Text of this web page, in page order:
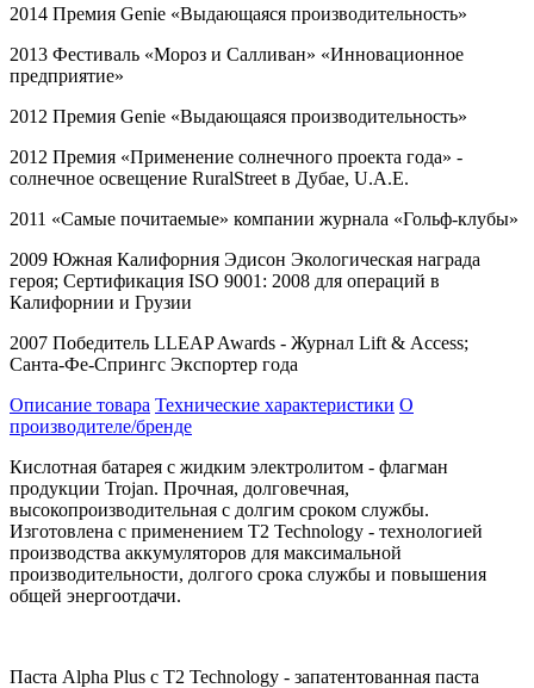
2014 Премия Genie «Выдающаяся производительность»
2013 Фестиваль «Мороз и Салливан» «Инновационное
предприятие»
2012 Премия Genie «Выдающаяся производительность»
2012 Премия «Применение солнечного проекта года» -
солнечное освещение RuralStreet в Дубае, U.A.E.
2011 «Самые почитаемые» компании журнала «Гольф-клубы»
2009 Южная Калифорния Эдисон Экологическая награда
героя; Сертификация ISO 9001: 2008 для операций в
Калифорнии и Грузии
2007 Победитель LLEAP Awards - Журнал Lift & Access;
Санта-Фе-Спрингс Экспортер года
Описание товара Технические характеристики О
производителе/бренде
Кислотная батарея с жидким электролитом - флагман
продукции Trojan. Прочная, долговечная,
высокопроизводительная с долгим сроком службы.
Изготовлена с применением T2 Technology - технологией
производства аккумуляторов для максимальной
производительности, долгого срока службы и повышения
общей энергоотдачи.
Паста Alpha Plus с T2 Technology - запатентованная паста